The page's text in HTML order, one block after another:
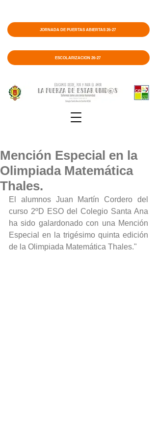
ESCOLARIZACIÓN 26-27
JORNADA DE PUERTAS ABIERTAS 26-27
Mención Especial en la
Olimpiada Matemática
Thales.
El alumnos Juan Martín Cordero del
curso 2ºD ESO del Colegio Santa Ana
ha sido galardonado con una Mención
Especial en la trigésimo quinta edición
de la Olimpiada Matemática Thales."